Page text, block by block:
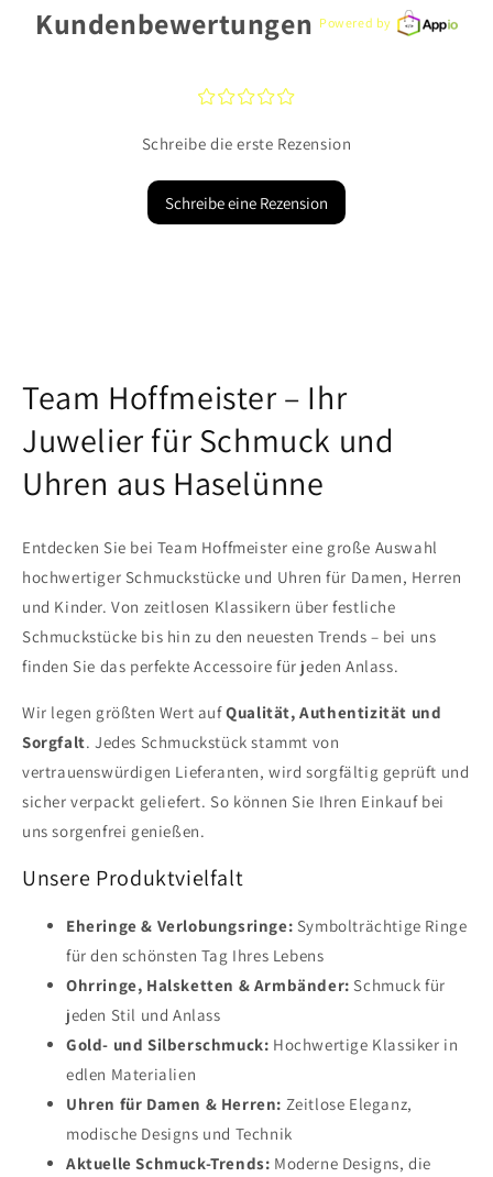
Kundenbewertungen Powered by
¤¤¤¤¤
Schreibe die erste Rezension
Schreibe eine Rezension
Team Hoffmeister – Ihr
Juwelier für Schmuck und
Uhren aus Haselünne
Entdecken Sie bei Team Hoffmeister eine große Auswahl
hochwertiger Schmuckstücke und Uhren für Damen, Herren
und Kinder. Von zeitlosen Klassikern über festliche
Schmuckstücke bis hin zu den neuesten Trends – bei uns
finden Sie das perfekte Accessoire für jeden Anlass.
Wir legen größten Wert aufQualität, Authentizität und
Sorgfalt. Jedes Schmuckstück stammt von
vertrauenswürdigen Lieferanten, wird sorgfältig geprüft und
sicher verpackt geliefert. So können Sie Ihren Einkauf bei
uns sorgenfrei genießen.
Unsere Produktvielfalt
Eheringe & Verlobungsringe: Symbolträchtige Ringe
für den schönsten Tag Ihres Lebens
Ohrringe, Halsketten & Armbänder: Schmuck für
jeden Stil und Anlass
Gold- und Silberschmuck: Hochwertige Klassiker in
edlen Materialien
Uhren für Damen & Herren: Zeitlose Eleganz,
modische Designs und Technik
Aktuelle Schmuck-Trends: Moderne Designs, die